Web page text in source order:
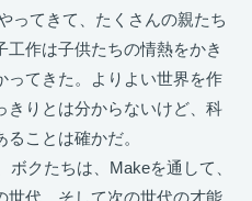
ってきて、たくさんの親たち
工作は子供たちの情熱をかき
ってきた。よりよい世界を作
きりとは分からないけど、科
ことは確かだ。
ボクたちは、Makeを通して、
世代、そして次の世代の才能